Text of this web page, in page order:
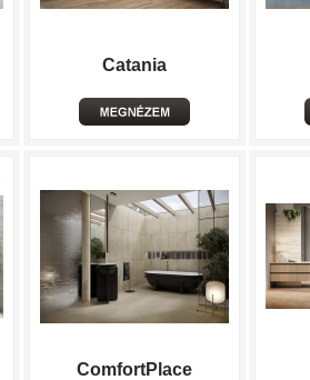
Catania
ComfortPlace